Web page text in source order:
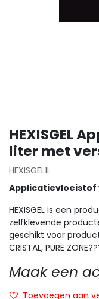
HEXISGEL
liter met
HEXISGEL1L
HEXISGEL is een
zelfklevende
geschikt voor
CRISTAL, PURE
Maak een
Toevoegen aan